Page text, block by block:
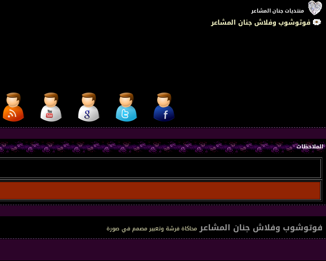
منتديات جنان المشاعر
فوتوشوب وفلاش جنان المشاعر
الملاحظات
فوتوشوب وفلاش جنان المشاعر محاكاة فرشة وتعبير مصمم في صورة